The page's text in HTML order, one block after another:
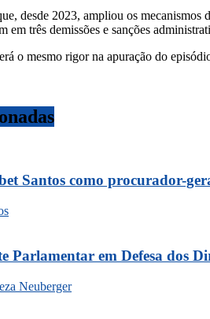
desde 2023, ampliou os
em três demissões e sanções
o mesmo rigor na apuração do
Santos como procurador-
Parlamentar em Defesa dos
Neuberger